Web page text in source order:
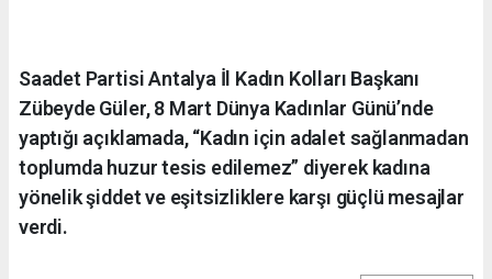
Saadet Partisi Antalya İl Kadın Kolları Başkanı
Zübeyde Güler, 8 Mart Dünya Kadınlar Günü’nde
yaptığı açıklamada, “Kadın için adalet sağlanmadan
toplumda huzur tesis edilemez” diyerek kadına
yönelik şiddet ve eşitsizliklere karşı güçlü mesajlar
verdi.